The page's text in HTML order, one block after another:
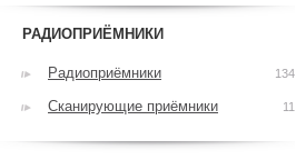
РАДИОПРИЁМНИКИ
Радиоприёмники 134
Сканирующие приёмники 11